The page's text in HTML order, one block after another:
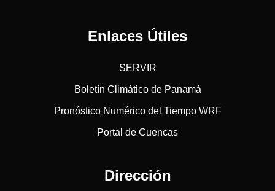
Enlaces Útiles
SERVIR
Boletín Climático de Panamá
Pronóstico Numérico del Tiempo WRF
Portal de Cuencas
Dirección